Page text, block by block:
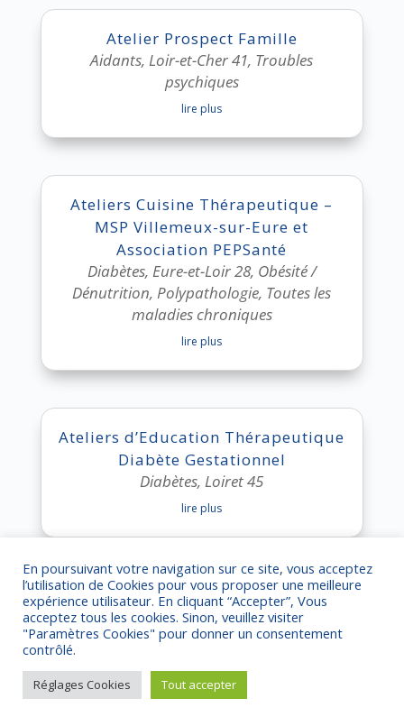
Atelier Prospect Famille
Aidants,Loir-et-Cher 41, Troubles
psychiques
lire plus
Ateliers Cuisine Thérapeutique –
MSP Villemeux-sur-Eure et
Association PEPSanté
Diabètes, Eure-et-Loir 28, Obésité /
Dénutrition,Polypathologie, Toutes les
maladies chroniques
lire plus
Ateliers d’Education Thérapeutique
Diabète Gestationnel
Diabètes,Loiret 45
lire plus
Ateliers Esthétique personnes
aidantes (proposés par PEPSanté)
Eure-et-Loir 28
maladies chroniques
lire plus
En poursuivant votre navigation sur ce site, vous acceptez
l’utilisation de Cookies pour vous proposer une meilleure
expérience utilisateur. En cliquant “Accepter”, Vous
acceptez tous les cookies. Sinon, veuillez visiter
"Paramètres Cookies" pour donner un consentement
contrôlé.
Réglages Cookies Tout accepter